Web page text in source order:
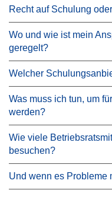
Recht auf Schulung
Wo und wie ist mein
geregelt?
Welcher
Was muss ich tun, um
werden?
Wie viele
besuchen?
Und wenn es Probleme